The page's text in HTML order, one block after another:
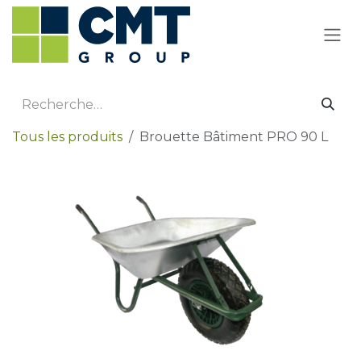
Se rendre au contenu
Tous les produits Brouette Bâtiment PRO 90 L
Promotion